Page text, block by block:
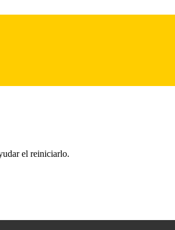
el reiniciarlo.